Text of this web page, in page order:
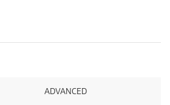
ADVANCED